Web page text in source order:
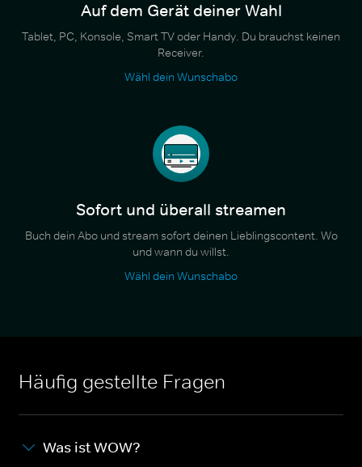
Auf dem Gerät deiner Wahl
Tablet, PC, Konsole, Smart TV oder Handy. Du brauchst keinen
Receiver.
Wähl dein Wunschabo
Sofort und überall streamen
Buch dein Abo und stream sofort deinen Lieblingscontent. Wo
und wann du willst.
Wähl dein Wunschabo
Häufig gestellte Fragen
Was ist WOW?